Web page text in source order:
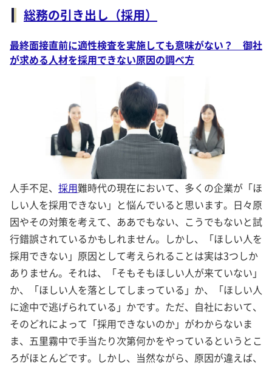
総務の引き出し（採用）
最終面接直前に適性検査を実施しても意味がない？ 御社
が求める人材を採用できない原因の調べ方
人手不足、 採用難時代の現在において、多くの企業が「ほ
しい人を採用できない」と悩んでいると思います。日々原
因やその対策を考えて、ああでもない、こうでもないと試
行錯誤されているかもしれません。しかし、「ほしい人を
採用できない」原因として考えられることは実は3つしか
ありません。それは、「そもそもほしい人が来ていない」
か、「ほしい人を落としてしまっている」か、「ほしい人
に途中で逃げられている」かです。ただ、自社において、
そのどれによって「採用できないのか」がわからないま
ま、五里霧中で手当たり次第何かをやっているというとこ
ろがほとんどです。しかし、当然ながら、原因が違えば、